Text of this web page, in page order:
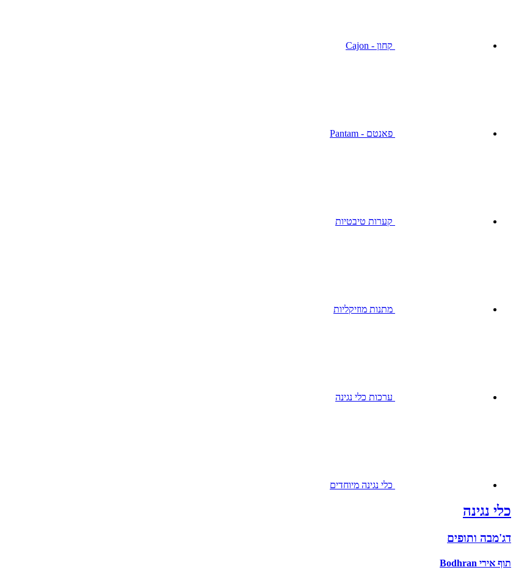
קחון - Cajon
פאנטם - Pantam
קערות טיבטיות
מתנות מוזיקליות
ערכות כלי נגינה
כלי נגינה מיוחדים
כלי נגינה
דג'מבה ותופים
תוף אירי Bodhran